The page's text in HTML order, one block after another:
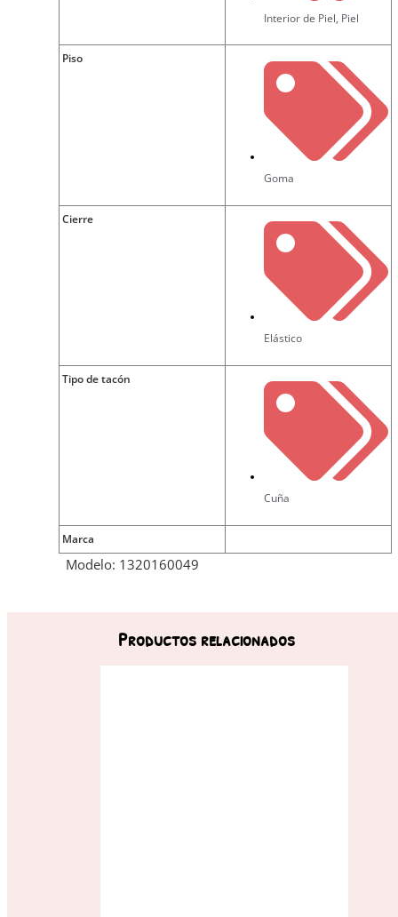
Interior de Piel, Piel
Piso
Goma
Cierre
Elástico
Tipo de tacón
Cuña
Marca
Modelo: 1320160049
Productos relacionados